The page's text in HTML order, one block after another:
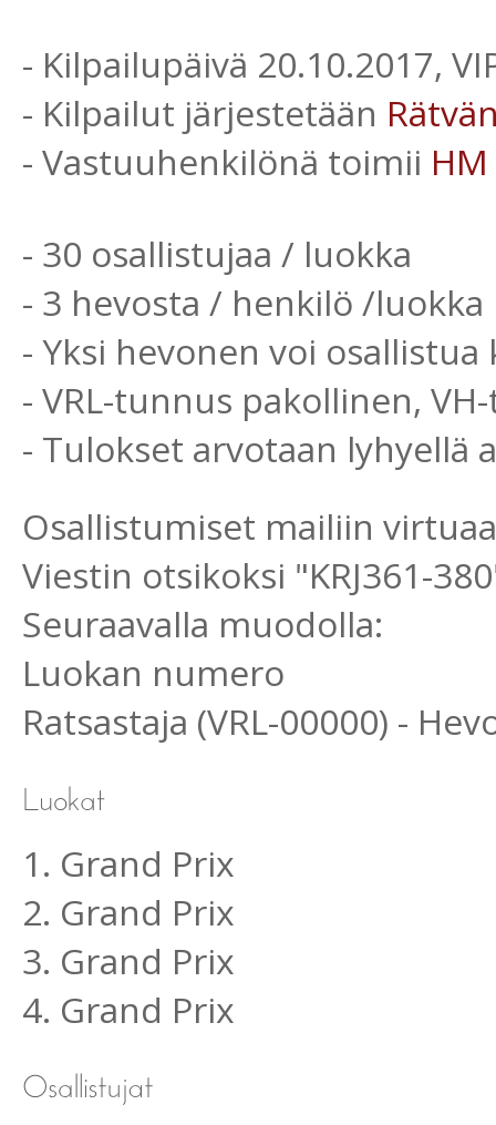
- Kilpailupäivä 20.10.2017,
- Kilpailut järjestetään
- Vastuuhenkilönä toimii HM
- 30 osallistujaa / luokka
- 3 hevosta / henkilö /luokka
- Yksi hevonen voi
- VRL-tunnus pakollinen,
- Tulokset arvotaan lyhyellä
Osallistumiset mailiin
Viestin otsikoksi "KRJ361-
Seuraavalla muodolla:
Luokan numero
Ratsastaja (VRL-00000) -
1. Grand Prix
2. Grand Prix
3. Grand Prix
4. Grand Prix